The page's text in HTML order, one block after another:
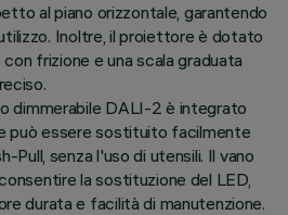
al piano orizzontale, garantendo
Inoltre, il proiettore è dotato
frizione e una scala graduata
dimmerabile DALI-2 è integrato
può essere sostituito facilmente
Pull, senza l'uso di utensili. Il vano
la sostituzione del LED,
durata e facilità di manutenzione.